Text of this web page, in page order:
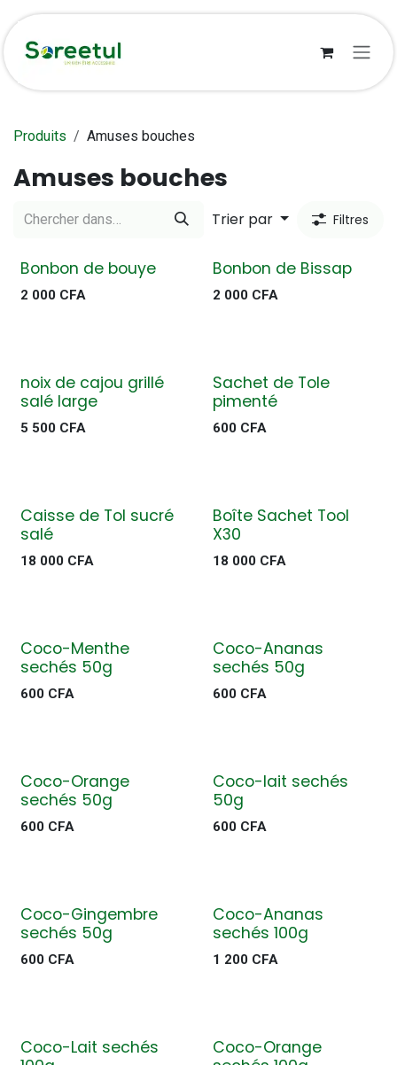
Se rendre au contenu
Produits Amuses bouches
Amuses bouches
Trier par Filtres
Bonbon de bouye
2 000 CFA
Bonbon de Bissap
2 000CFA
noix de cajou grillé
salé large
5 500 CFA
Sachet de Tole
pimenté
600CFA
Caisse de Tol sucré
salé
18 000 CFA
Boîte Sachet Tool
X30
18 000CFA
Coco-Menthe
sechés 50g
600 CFA
Coco-Ananas
sechés 50g
600CFA
Coco-Orange
sechés 50g
600 CFA
Coco-lait sechés
50g
600CFA
Coco-Gingembre
sechés 50g
600 CFA
Coco-Ananas
sechés 100g
1 200CFA
Coco-Lait sechés
Coco-Orange